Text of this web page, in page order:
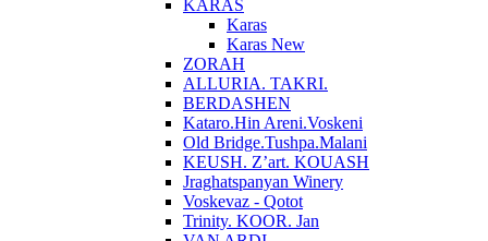
KARAS
Karas
Karas New
ZORAH
ALLURIA. TAKRI.
BERDASHEN
Kataro.Hin Areni.Voskeni
Old Bridge.Tushpa.Malani
KEUSH. Z’art. KOUASH
Jraghatspanyan Winery
Voskevaz - Qotot
Trinity. KOOR. Jan